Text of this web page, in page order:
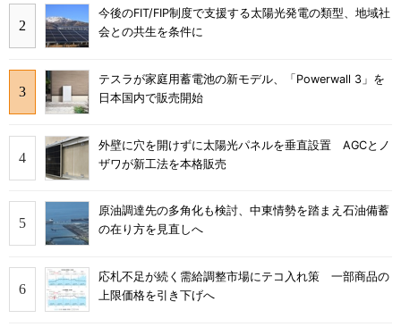
今後のFIT/FIP制度で支援する太陽光発電の類型、地域社
会との共生を条件に
テスラが家庭用蓄電池の新モデル、「Powerwall 3」を
日本国内で販売開始
外壁に穴を開けずに太陽光パネルを垂直設置 AGCとノ
ザワが新工法を本格販売
原油調達先の多角化も検討、中東情勢を踏まえ石油備蓄
の在り方を見直しへ
応札不足が続く需給調整市場にテコ入れ策 一部商品の
上限価格を引き下げへ